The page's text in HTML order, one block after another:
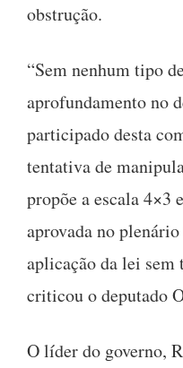
obstrução.
“Sem nenhum tipo
aprofundamento no
participado desta
tentativa de
propõe a escala 4×3
aprovada no
aplicação da lei sem
criticou o deputado
O líder do governo,